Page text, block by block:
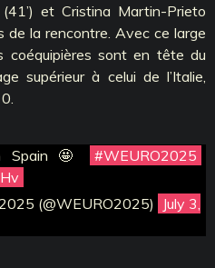
et Cristina Martin-Prieto
de la rencontre. Avec ce large
coéquipières sont en tête du
supérieur à celui de l’Italie,
Spain 🤩
#WEURO2025
(@WEURO2025)
July 3,